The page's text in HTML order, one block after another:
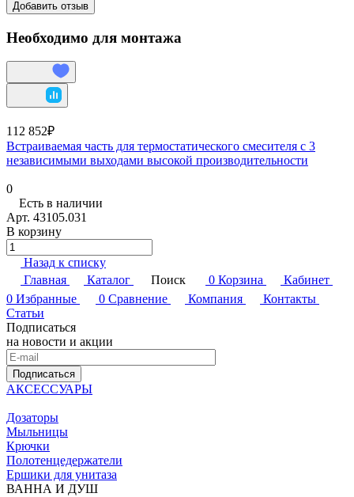
Добавить отзыв
Необходимо для монтажа
112 852₽
Встраиваемая часть для термостатического смесителя с 3
независимыми выходами высокой производительности
0
Есть в наличии
Арт. 43105.031
В корзину
Назад к списку
Главная
Каталог Поиск 0 Корзина
Кабинет
0 Избранные 0 Сравнение Компания
Контакты
Статьи
Подписаться
на новости и акции
Подписаться
АКСЕССУАРЫ
Дозаторы
Мыльницы
Крючки
Полотенцедержатели
Ершики для унитаза
ВАННА И ДУШ